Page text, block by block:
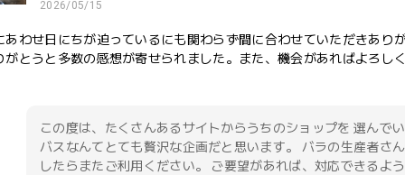
2026/05/15
あわせ日にちが迫っているにも関わらず間に合わせていただきあり
がとうと多数の感想が寄せられました。また、機会があればよろし
この度は、たくさんあるサイトからうちのショップを 選んで
バスなんてとても贅沢な企画だと思います。 バラの生産者さ
したらまたご利用ください。 ご要望があれば、対応できるよ